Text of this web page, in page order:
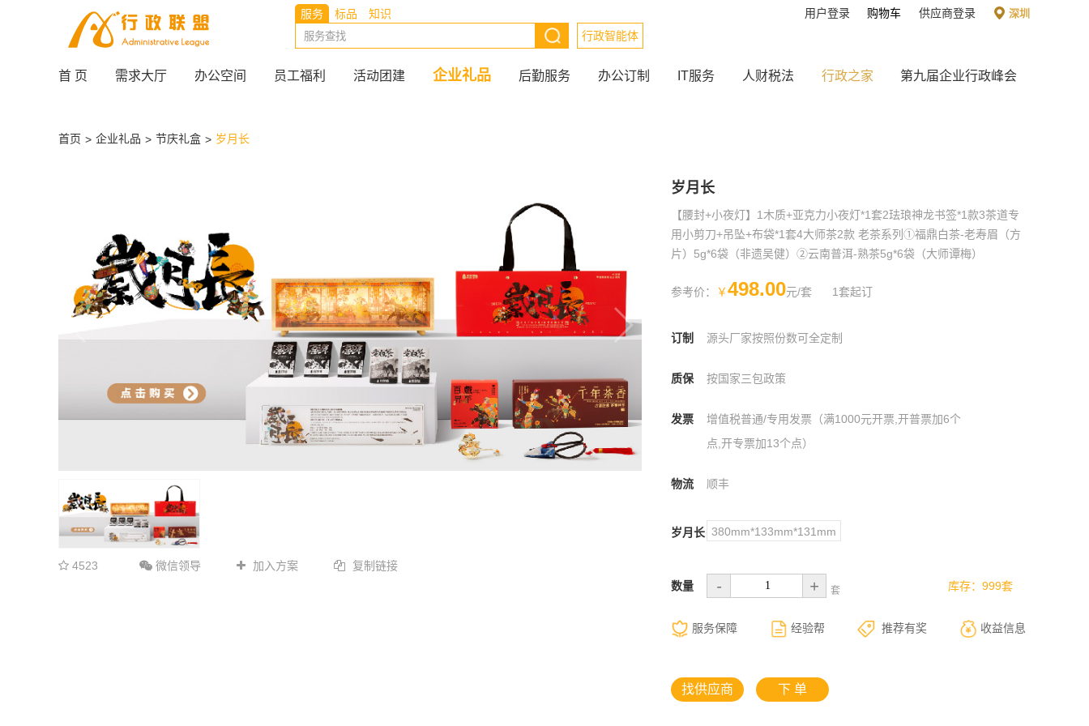
深圳
供应商登录
购物车
用户登录
服务 标品
知识
行政智能体
首 页 需求大厅 办公空间 员工福利 活动团建 企业礼品 后勤服务 办公订制 IT服务 人财税法 行政之家 第九届企业行政峰会
首页 > 企业礼品 > 节庆礼盒 > 岁月长
4523 微信领导 加入方案 复制链接
岁月长
【腰封+小夜灯】1木质+亚克力小夜灯*1套2珐琅神龙书签*1款3茶道专
用小剪刀+吊坠+布袋*1套4大师茶2款 老茶系列①福鼎白茶-老寿眉（方
片）5g*6袋（非遗吴健）②云南普洱-熟茶5g*6袋（大师谭梅）
参考价： ￥498.00元/套 1套起订
订制 源头厂家按照份数可全定制
质保 按国家三包政策
发票
增值税普通/专用发票（满1000元开票,开普票加6个
点,开专票加13个点）
物流 顺丰
岁月长 380mm*133mm*131mm
数量 - + 套 库存：999套
服务保障 经验帮 推荐有奖 收益信息
找供应商 下 单